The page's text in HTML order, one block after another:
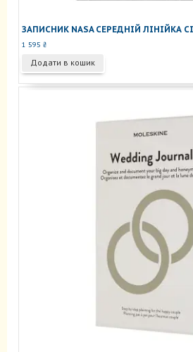
ЗАПИСНИК NASA СЕРЕДНІЙ ЛІНІЙКА
1 595 ₴
Додати в кошик